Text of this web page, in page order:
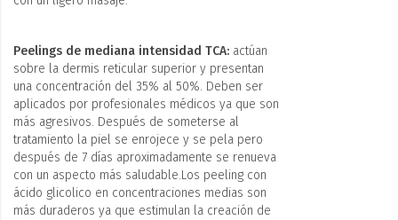
Peelings de mediana intensidad TCA: actúan
sobre la dermis reticular superior y presentan
una concentración del 35% al 50%. Deben ser
aplicados por profesionales médicos ya que son
más agresivos. Después de someterse al
tratamiento la piel se enrojece y se pela pero
después de 7 días aproximadamente se renueva
con un aspecto más saludable.Los peeling con
ácido glicolico en concentraciones medias son
más duraderos ya que estimulan la creación de